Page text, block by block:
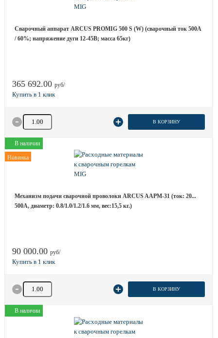
Сварочный аппарат ARCUS PROMIG 500 S (W) (сварочный ток 500A
/ 60%; напряжение дуги 12-45B; масса 65кг)
365 692.00 руб/
Количество товара В КОРЗИНУ
В наличии
Новинка
Механизм подачи сварочной проволоки ARCUS AAPM-31 (ток: 20...
500А, диаметр: 0.8/1.0/1.2/1.6 мм, вес:15,5 кг.)
90 000.00 руб/
Количество товара В КОРЗИНУ
В наличии